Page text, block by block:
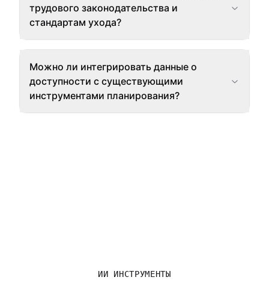
трудового законодательства и
стандартам ухода?
Можно ли интегрировать данные о
доступности с существующими
инструментами планирования?
ИИ ИНСТРУМЕНТЫ